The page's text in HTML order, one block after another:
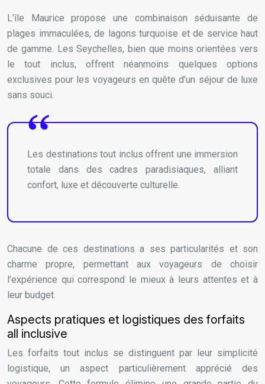
L’île Maurice propose une combinaison séduisante de
plages immaculées, de lagons turquoise et de service haut
de gamme. Les Seychelles, bien que moins orientées vers
le tout inclus, offrent néanmoins quelques options
exclusives pour les voyageurs en quête d’un séjour de luxe
sans souci.
Les destinations tout inclus offrent une immersion
totale dans des cadres paradisiaques, alliant
confort, luxe et découverte culturelle.
Chacune de ces destinations a ses particularités et son
charme propre, permettant aux voyageurs de choisir
l’expérience qui correspond le mieux à leurs attentes et à
leur budget.
Aspects pratiques et logistiques des forfaits
all inclusive
Les forfaits tout inclus se distinguent par leur simplicité
logistique, un aspect particulièrement apprécié des